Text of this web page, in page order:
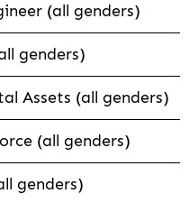
(all genders)
genders)
Assets (all genders)
(all genders)
genders)